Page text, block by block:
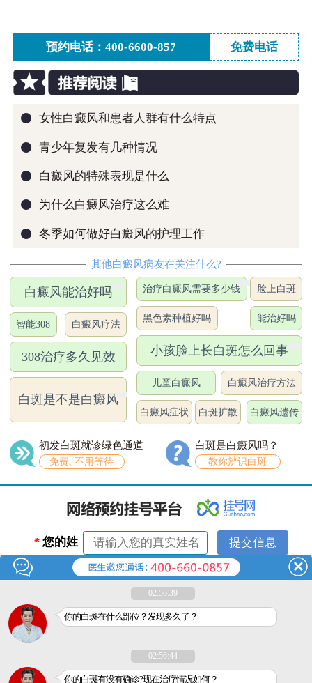
预约电话：400-6600-857 免费电话
● 女性白癜风和患者人群有什么特点
● 青少年复发有几种情况
● 白癜风的特殊表现是什么
● 为什么白癜风治疗这么难
● 冬季如何做好白癜风的护理工作
其他白癜风病友在关注什么?
白癜风能治好吗
智能308 白癜风疗法
308治疗多久见效
白斑是不是白癜风
治疗白癜风需要多少钱 脸上白斑
黑色素种植好吗 能治好吗
小孩脸上长白斑怎么回事
儿童白癜风 白癜风治疗方法
白癜风症状 白斑扩散 白癜风遗传
初发白斑就诊绿色通道
免费, 不用等待
白斑是白癜风吗？
教你辨识白斑
* 您的姓
名：
* 联系电
话：02:56:39
你的白斑在什么部位？发现多久了？
02:56:44
你的白斑有没有确诊?现在治疗情况如何？